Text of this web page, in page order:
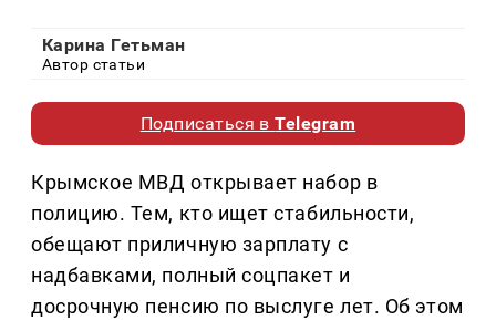
Карина Гетьман
Автор статьи
Подписаться вTelegram
Крымское МВД открывает набор в
полицию. Тем, кто ищет стабильности,
обещают приличную зарплату с
надбавками, полный соцпакет и
досрочную пенсию по выслуге лет. Об этом